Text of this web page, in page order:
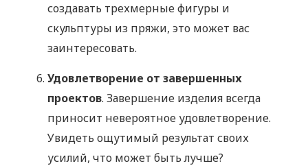
создавать трехмерные фигуры и
скульптуры из пряжи, это может вас
заинтересовать.
Удовлетворение от завершенных
проектов. Завершение изделия всегда
приносит невероятное удовлетворение.
Увидеть ощутимый результат своих
усилий, что может быть лучше?